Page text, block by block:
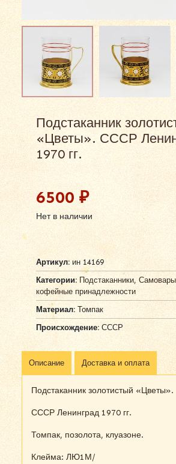
Подстаканник
«Цветы». СССР
1970 гг.
6500₽
Нет в наличии
Артикул:ин 14169
Категории: Подстаканники,
кофейные принадлежности
Материал:Томпак
Происхождение:СССР
Описание Доставка и оплата
Подстаканник золотистый «Цветы».
СССР Ленинград 1970 гг.
Томпак, позолота, клуазоне.
Клейма: ЛЮ1М/